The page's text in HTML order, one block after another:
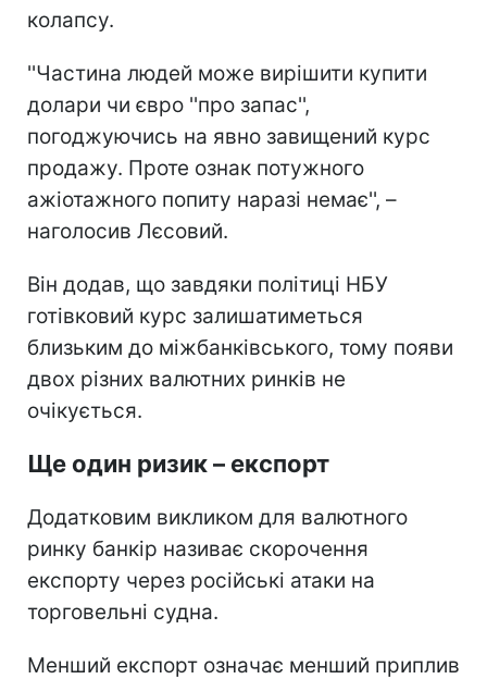
колапсу.
''Частина людей може вирішити купити
долари чи євро ''про запас'',
погоджуючись на явно завищений курс
продажу. Проте ознак потужного
ажіотажного попиту наразі немає'', –
наголосив Лєсовий.
Він додав, що завдяки політиці НБУ
готівковий курс залишатиметься
близьким до міжбанківського, тому появи
двох різних валютних ринків не
очікується.
Ще один ризик – експорт
Додатковим викликом для валютного
ринку банкір називає скорочення
експорту через російські атаки на
торговельні судна.
Менший експорт означає менший приплив